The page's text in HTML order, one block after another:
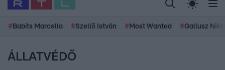
# Babits Marcella #Szellő István # Most Wanted #Gallusz
ÁLLATVÉDŐ